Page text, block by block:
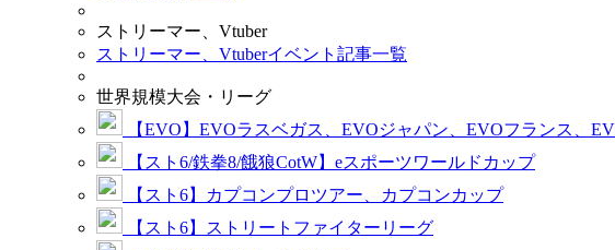
ストリーマー、Vtuber
ストリーマー、Vtuberイベント記事一覧
世界規模大会・リーグ
【EVO】EVOラスベガス、EVOジャパン、EVOフランス、
【スト6/鉄拳8/餓狼CotW】eスポーツワールドカップ
【スト6】カプコンプロツアー、カプコンカップ
【スト6】ストリートファイターリーグ